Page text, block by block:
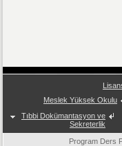
Meslek Yüksek Okulu
Tıbbi Dokümantasyon ve
Sekreterlik
Program Ders